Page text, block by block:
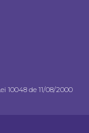
10048 de 11/08/2000